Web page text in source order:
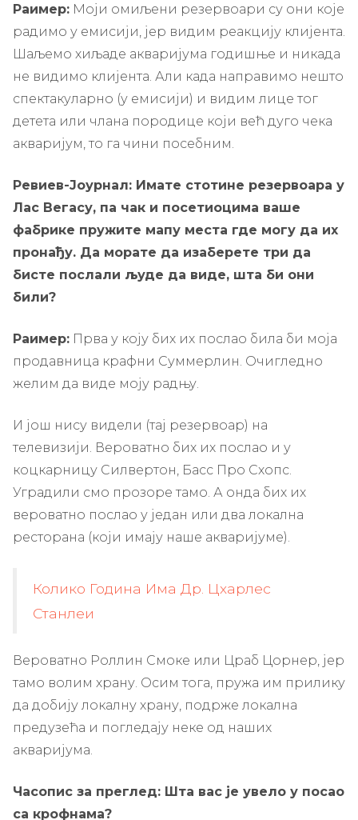
Раимер: Моји омиљени резервоари су они које
радимо у емисији, јер видим реакцију клијента.
Шаљемо хиљаде акваријума годишње и никада
не видимо клијента. Али када направимо нешто
спектакуларно (у емисији) и видим лице тог
детета или члана породице који већ дуго чека
акваријум, то га чини посебним.
Ревиев-Јоурнал: Имате стотине резервоара у
Лас Вегасу, па чак и посетиоцима ваше
фабрике пружите мапу места где могу да их
пронађу. Да морате да изаберете три да
бисте послали људе да виде, шта би они
били?
Раимер: Прва у коју бих их послао била би моја
продавница крафни Суммерлин. Очигледно
желим да виде моју радњу.
И још нису видели (тај резервоар) на
телевизији. Вероватно бих их послао и у
коцкарницу Силвертон, Басс Про Схопс.
Уградили смо прозоре тамо. А онда бих их
вероватно послао у један или два локална
ресторана (који имају наше акваријуме).
Колико Година Има Др. Цхарлес
Станлеи
Вероватно Роллин Смоке или Цраб Цорнер, јер
тамо волим храну. Осим тога, пружа им прилику
да добију локалну храну, подрже локална
предузећа и погледају неке од наших
акваријума.
Часопис за преглед: Шта вас је увело у посао
са крофнама?